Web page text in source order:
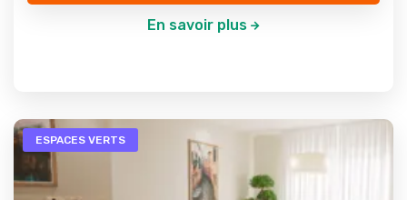
En savoir plus
ESPACES VERTS